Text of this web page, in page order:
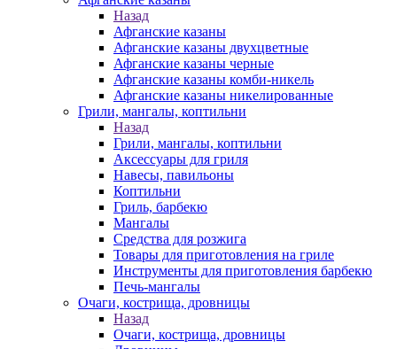
Назад
Афганские казаны
Афганские казаны двухцветные
Афганские казаны черные
Афганские казаны комби-никель
Афганские казаны никелированные
Грили, мангалы, коптильни
Назад
Грили, мангалы, коптильни
Аксессуары для гриля
Навесы, павильоны
Коптильни
Гриль, барбекю
Мангалы
Средства для розжига
Товары для приготовления на гриле
Инструменты для приготовления барбекю
Печь-мангалы
Очаги, кострища, дровницы
Назад
Очаги, кострища, дровницы